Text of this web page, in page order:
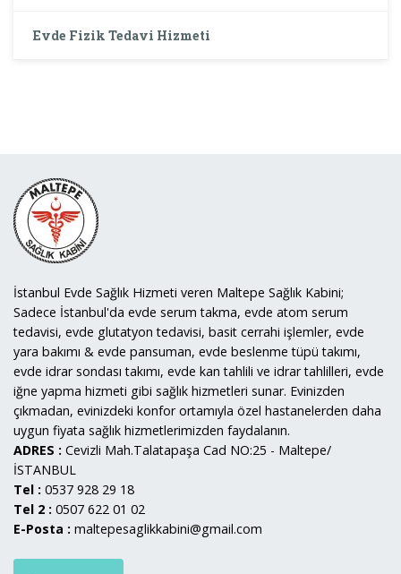
Evde Fizik Tedavi Hizmeti
İstanbul Evde Sağlık Hizmeti veren Maltepe Sağlık Kabini;
Sadece İstanbul'da evde serum takma, evde atom serum
tedavisi, evde glutatyon tedavisi, basit cerrahi işlemler, evde
yara bakımı & evde pansuman, evde beslenme tüpü takımı,
evde idrar sondası takımı, evde kan tahlili ve idrar tahlilleri, evde
iğne yapma hizmeti gibi sağlık hizmetleri sunar. Evinizden
çıkmadan, evinizdeki konfor ortamıyla özel hastanelerden daha
uygun fiyata sağlık hizmetlerimizden faydalanın.
ADRES : Cevizli Mah.Talatapaşa Cad NO:25 - Maltepe/
İSTANBUL
Tel : 0537 928 29 18
Tel 2 : 0507 622 01 02
E-Posta : maltepesaglikkabini@gmail.com